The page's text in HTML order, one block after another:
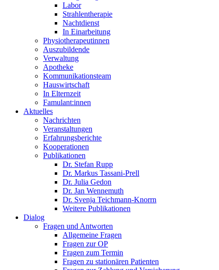
Labor
Strahlentherapie
Nachtdienst
In Einarbeitung
Physiotherapeutinnen
Auszubildende
Verwaltung
Apotheke
Kommunikationsteam
Hauswirtschaft
In Elternzeit
Famulant:innen
Aktuelles
Nachrichten
Veranstaltungen
Erfahrungsberichte
Kooperationen
Publikationen
Dr. Stefan Rupp
Dr. Markus Tassani-Prell
Dr. Julia Gedon
Dr. Jan Wennemuth
Dr. Svenja Teichmann-Knorrn
Weitere Publikationen
Dialog
Fragen und Antworten
Allgemeine Fragen
Fragen zur OP
Fragen zum Termin
Fragen zu stationären Patienten